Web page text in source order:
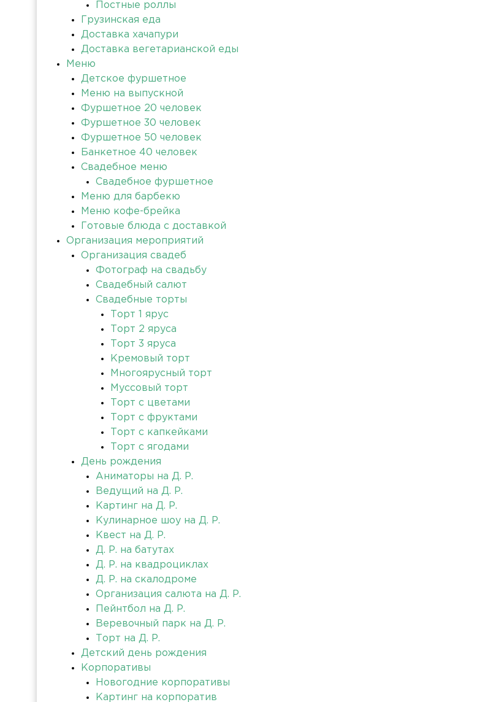
Постные роллы
Грузинская еда
Доставка хачапури
Доставка вегетарианской еды
Меню
Детское фуршетное
Меню на выпускной
Фуршетное 20 человек
Фуршетное 30 человек
Фуршетное 50 человек
Банкетное 40 человек
Свадебное меню
Свадебное фуршетное
Меню для барбекю
Меню кофе-брейка
Готовые блюда с доставкой
Организация мероприятий
Организация свадеб
Фотограф на свадьбу
Свадебный салют
Свадебные торты
Торт 1 ярус
Торт 2 яруса
Торт 3 яруса
Кремовый торт
Многоярусный торт
Муссовый торт
Торт с цветами
Торт с фруктами
Торт с капкейками
Торт с ягодами
День рождения
Аниматоры на Д. Р.
Ведущий на Д. Р.
Картинг на Д. Р.
Кулинарное шоу на Д. Р.
Квест на Д. Р.
Д. Р. на батутах
Д. Р. на квадроциклах
Д. Р. на скалодроме
Организация салюта на Д. Р.
Пейнтбол на Д. Р.
Веревочный парк на Д. Р.
Торт на Д. Р.
Детский день рождения
Корпоративы
Новогодние корпоративы
Картинг на корпоратив